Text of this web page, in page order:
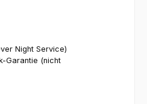
Night Service)
Garantie (nicht